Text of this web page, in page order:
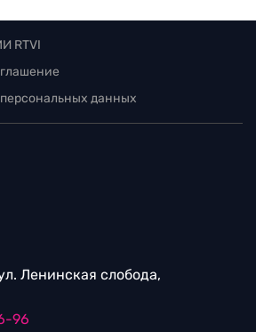
RTVI
данных
Ленинская слобода,
96